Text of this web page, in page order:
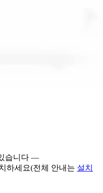
습니다 —
하세요(전체 안내는 설치